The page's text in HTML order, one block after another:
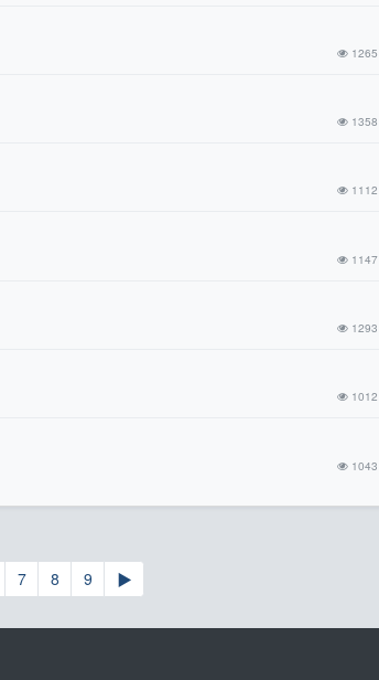
1265
1358
1112
1147
1293
1012
1043
7 8 9 ▶